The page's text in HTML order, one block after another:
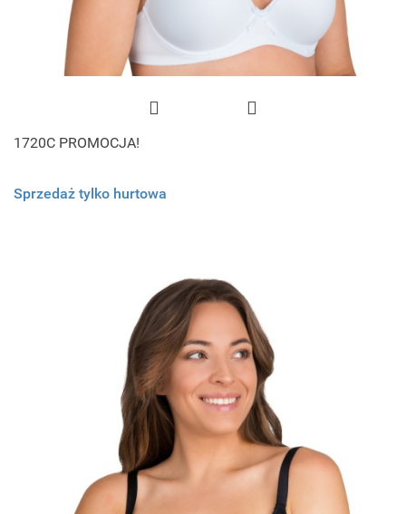
1720C PROMOCJA!
Sprzedaż tylko hurtowa